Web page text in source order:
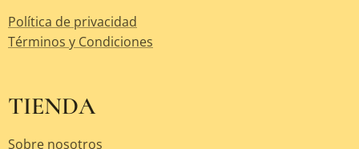
Política de privacidad
Términos y Condiciones
TIENDA
Sobre nosotros